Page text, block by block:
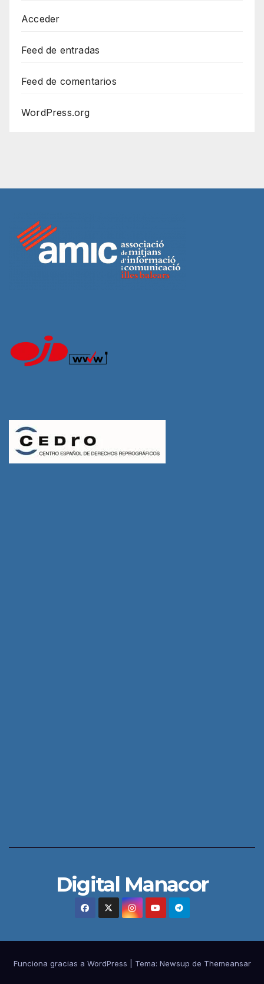
Acceder
Feed de entradas
Feed de comentarios
WordPress.org
Digital Manacor
Funciona gracias a WordPress Tema: Newsup de Themeansar